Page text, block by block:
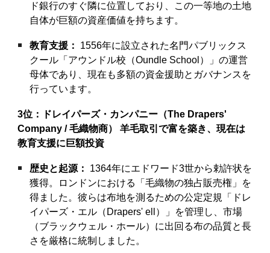
ド銀行のすぐ隣に位置しており、この一等地の土地
自体が巨額の資産価値を持ちます。
教育支援：
1556年に設立された名門パブリックス
クール「アウンドル校（Oundle School）」の運営
母体であり、現在も多額の資金援助とガバナンスを
行っています。
3位：ドレイパーズ・カンパニー（The Drapers'
Company / 毛織物商）
羊毛取引で富を築き、現在は
教育支援に巨額投資
歴史と起源：
1364年にエドワード3世から勅許状を
獲得。ロンドンにおける「毛織物の独占販売権」を
得ました。彼らは布地を測るための公定定規「ドレ
イパーズ・エル（Drapers' ell）」を管理し、市場
（ブラックウェル・ホール）に出回る布の品質と長
さを厳格に統制しました。